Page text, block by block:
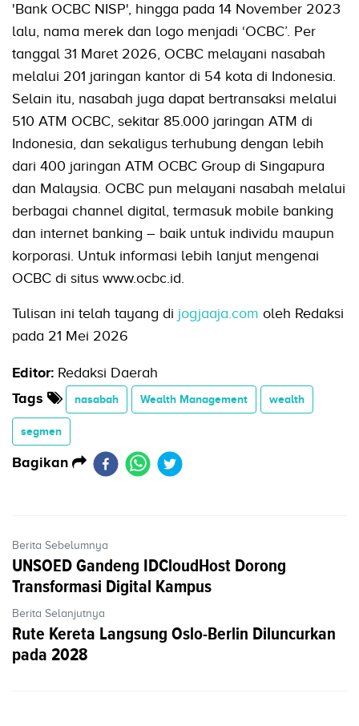
'Bank OCBC NISP', hingga pada 14 November 2023
lalu, nama merek dan logo menjadi ‘OCBC’. Per
tanggal 31 Maret 2026, OCBC melayani nasabah
melalui 201 jaringan kantor di 54 kota di Indonesia.
Selain itu, nasabah juga dapat bertransaksi melalui
510 ATM OCBC, sekitar 85.000 jaringan ATM di
Indonesia, dan sekaligus terhubung dengan lebih
dari 400 jaringan ATM OCBC Group di Singapura
dan Malaysia. OCBC pun melayani nasabah melalui
berbagai channel digital, termasuk mobile banking
dan internet banking – baik untuk individu maupun
korporasi. Untuk informasi lebih lanjut mengenai
OCBC di situs www.ocbc.id.
Tulisan ini telah tayang di jogjaaja.com oleh Redaksi
pada 21 Mei 2026
Editor: Redaksi Daerah
Tags
nasabah Wealth Management wealth
segmen
Bagikan
Berita Sebelumnya
UNSOED Gandeng IDCloudHost Dorong
Transformasi Digital Kampus
Berita Selanjutnya
Rute Kereta Langsung Oslo-Berlin Diluncurkan
pada 2028